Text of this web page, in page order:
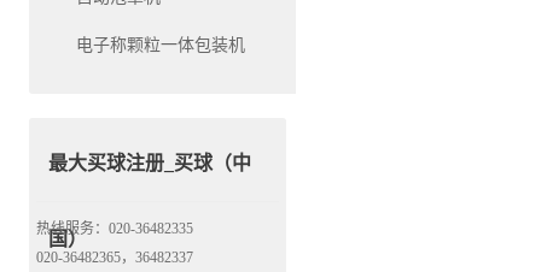
电子称颗粒一体包装机
最大买球注册_买球（中
国）
热线服务：020-36482335
020-36482365，36482337